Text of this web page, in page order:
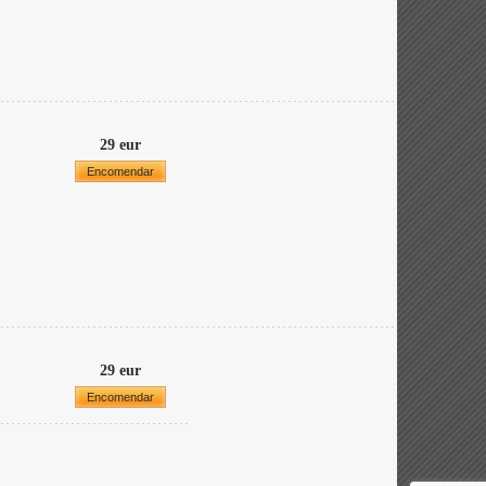
29 eur
Encomendar
29 eur
Encomendar